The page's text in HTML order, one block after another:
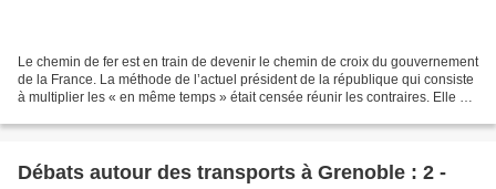
Le chemin de fer est en train de devenir le chemin de croix du gouvernement
de la France. La méthode de l’actuel président de la république qui consiste
à multiplier les « en même temps » était censée réunir les contraires. Elle se
Débats autour des transports à Grenoble : 2 -